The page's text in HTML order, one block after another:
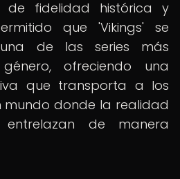
de fidelidad histórica y
que 'Vikings' se
de las series más
ofreciendo una
que transporta a los
donde la realidad
de manera